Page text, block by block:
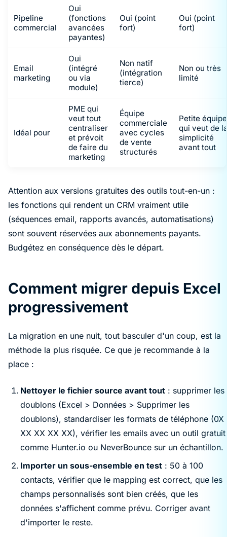
Pipeline
commercial
Oui
(fonctions
avancées
payantes)
Oui (point
fort)
Oui (point
fort)
Email
marketing
Oui
(intégré
ou via
module)
Non natif
(intégration
tierce)
Non ou très
limité
Idéal pour
PME qui
veut tout
centraliser
et prévoit
de faire du
marketing
Équipe
commerciale
avec cycles
de vente
structurés
Petite équipe
qui veut de
simplicité
avant tout
Attention aux versions gratuites des outils tout-en-un :
les fonctions qui rendent un CRM vraiment utile
(séquences email, rapports avancés, automatisations)
sont souvent réservées aux abonnements payants.
Budgétez en conséquence dès le départ.
Comment migrer depuis Excel
progressivement
La migration en une nuit, tout basculer d'un coup, est la
méthode la plus risquée. Ce que je recommande à la
place :
Nettoyer le fichier source avant tout : supprimer les
doublons (Excel > Données > Supprimer les
doublons), standardiser les formats de téléphone (0X
XX XX XX XX), vérifier les emails avec un outil gratuit
comme Hunter.io ou NeverBounce sur un échantillon.
Importer un sous-ensemble en test : 50 à 100
contacts, vérifier que le mapping est correct, que les
champs personnalisés sont bien créés, que les
données s'affichent comme prévu. Corriger avant
d'importer le reste.